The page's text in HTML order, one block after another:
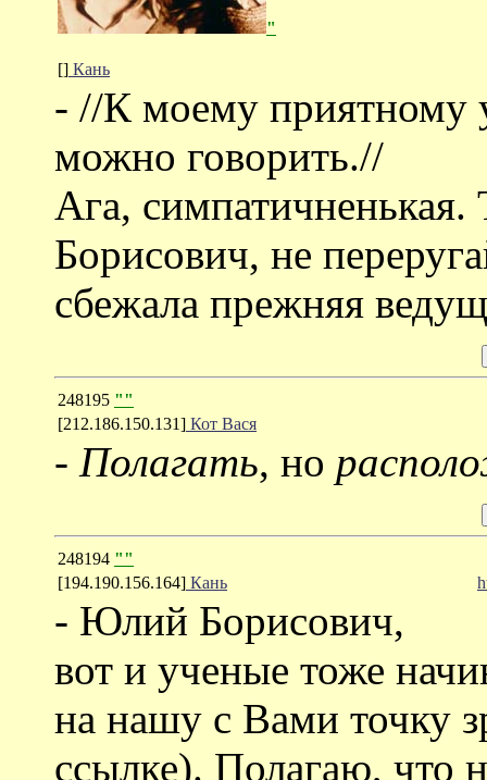
"
[] Кань
- //К моему приятному
можно говорить.//
Ага,
Борисович, не
сбежала прежняя
248195 ""
[212.186.150.131] Кот Вася
- Полагать, но
248194 ""
[194.190.156.164] Кань
- Юлий Борисович,
вот и ученые тоже
на нашу с Вами точку
ссылке). Полагаю, что